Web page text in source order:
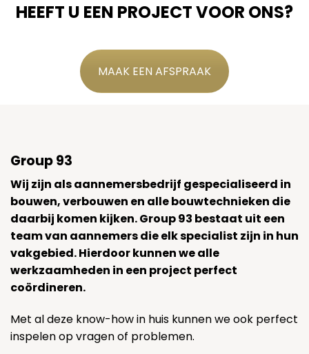
HEEFT U EEN PROJECT VOOR ONS?
MAAK EEN AFSPRAAK
Group 93
Wij zijn als aannemersbedrijf gespecialiseerd in
bouwen, verbouwen en alle bouwtechnieken die
daarbij komen kijken. Group 93 bestaat uit een
team van aannemers die elk specialist zijn in hun
vakgebied. Hierdoor kunnen we alle
werkzaamheden in een project perfect
coördineren.
Met al deze know-how in huis kunnen we ook perfect
inspelen op vragen of problemen.